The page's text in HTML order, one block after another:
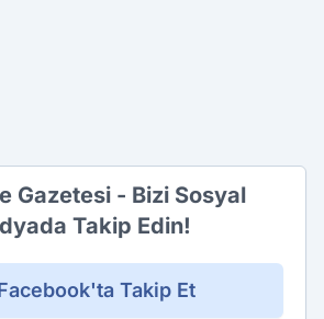
Gazetesi - Bizi Sosyal
Takip Edin!
Takip Et